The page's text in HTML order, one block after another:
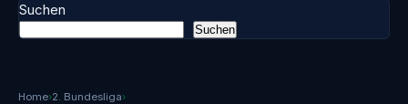
Home›2. Bundesliga›
Suchen
Suchen